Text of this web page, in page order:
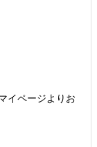
イページよりお